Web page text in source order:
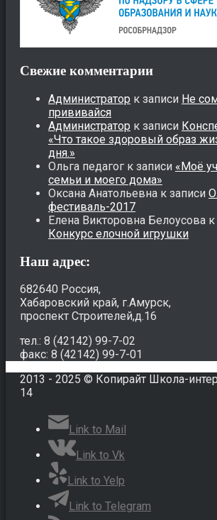
Свежие комментарии
Администратор к записи Не
прививайся
Администратор к записи
«Что такое здоровый образ
дня.»
Ольга педагог к записи «Моё
семьи и моего дома»
Оксана Анатольевна к записи
фестиваль-2017
Елена Викторовна Белоусова
Конкурс елочной игрушки
Наш адрес:
682640 Россия,
Хабаровский край, г.Амурск,
проспект Строителей,д.16
тел.: 8 (42142) 99-7-02
факс: 8 (42142) 99-7-01
2013 - 2025 © Копирайт Школа-
14
Link to Mail
Link to Vk
Link to Yelp
Link to Telegram